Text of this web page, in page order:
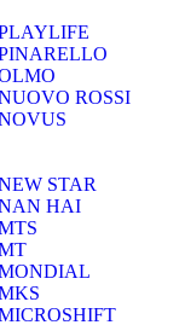
ROSSI
STAR
HAI